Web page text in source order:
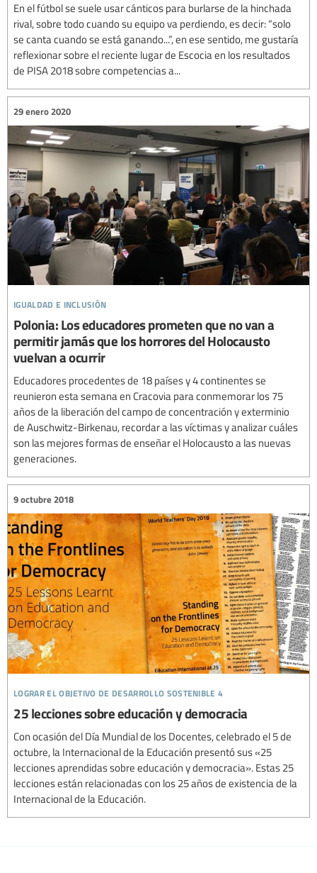
En el fútbol se suele usar cánticos para burlarse de la hinchada
rival, sobre todo cuando su equipo va perdiendo, es decir: “solo
se canta cuando se está ganando...”, en ese sentido, me gustaría
reflexionar sobre el reciente lugar de Escocia en los resultados
de PISA 2018 sobre competencias a...
igualdad e inclusión
29 enero 2020
Polonia: Los educadores prometen que no van a
permitir jamás que los horrores del Holocausto
vuelvan a ocurrir
Educadores procedentes de 18 países y 4 continentes se
reunieron esta semana en Cracovia para conmemorar los 75
años de la liberación del campo de concentración y exterminio
de Auschwitz-Birkenau, recordar a las víctimas y analizar cuáles
son las mejores formas de enseñar el Holocausto a las nuevas
generaciones.
lograr el objetivo de desarrollo sostenible 4
9 octubre 2018
25 lecciones sobre educación y democracia
Con ocasión del Día Mundial de los Docentes, celebrado el 5 de
octubre, la Internacional de la Educación presentó sus «25
lecciones aprendidas sobre educación y democracia». Estas 25
lecciones están relacionadas con los 25 años de existencia de la
Internacional de la Educación.